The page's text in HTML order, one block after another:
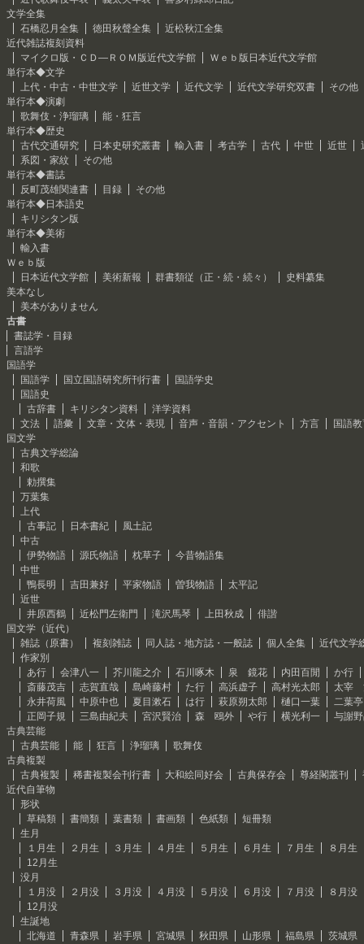
文学全集
石橋忍月全集
徳田秋聲全集
近松秋江全集
近代雑誌複刻資料
マイクロ版・ＣＤ―ＲＯＭ版近代文学館
Ｗｅｂ版日本近代文学館
単行本◆文学
上代・中古・中世文学
近世文学 近代文学 近代文学研究双書
その他
単行本◆演劇
歌舞伎・浄瑠璃
能・狂言
単行本◆歴史
古代交通研究
日本史研究叢書 輸入書 考古学 古代 中世 近世
系図・家紋
その他
単行本◆書誌
反町茂雄関連書
目録
その他
単行本◆日本語史
キリシタン版
単行本◆美術
輸入書
Ｗｅｂ版
日本近代文学館
美術新報 群書類従（正・続・続々）
史料纂集
美本なし
美本がありません
古書
書誌学・目録
言語学
国語学
国語学
国立国語研究所刊行書
国語学史
国語史
古辞書
キリシタン資料
洋学資料
文法
語彙 文章・文体・表現 音声・音韻・アクセント 方言
国語
国文学
古典文学総論
和歌
勅撰集
万葉集
上代
古事記
日本書紀
風土記
中古
伊勢物語
源氏物語 枕草子
今昔物語集
中世
鴨長明
吉田兼好 平家物語 曽我物語
太平記
近世
井原西鶴
近松門左衛門 滝沢馬琴 上田秋成
俳諧
国文学（近代）
雑誌（原書）
複刻雑誌 同人誌・地方誌・一般誌 個人全集
近代文学
作家別
あ行
会津八一 芥川龍之介 石川啄木 泉 鏡花 内田百閒
か行
斎藤茂吉
志賀直哉 島崎藤村 た行 高浜虚子 高村光太郎
太宰
永井荷風
中原中也 夏目漱石 は行 萩原朔太郎 樋口一葉
二葉
正岡子規
三島由紀夫 宮沢賢治 森 鴎外 や行 横光利一
与謝
古典芸能
古典芸能
能 狂言 浄瑠璃
歌舞伎
古典複製
古典複製
稀書複製会刊行書 大和絵同好会 古典保存会 尊経閣叢刊
近代自筆物
形状
草稿類
書簡類 葉書類 書画類 色紙類
短冊類
生月
１月生
２月生 ３月生 ４月生 ５月生 ６月生 ７月生
８月生
12月生
没月
１月没
２月没 ３月没 ４月没 ５月没 ６月没 ７月没
８月没
12月没
生誕地
北海道
青森県 岩手県 宮城県 秋田県 山形県 福島県
茨城県